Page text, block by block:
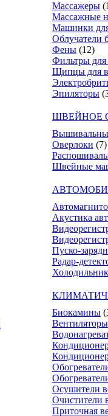
Массажеры
Массажные
Машинки
Облучатели
Фены (12)
Фильтры
Щипцы для
Эпиляторы
ШВЕЙНОЕ
Оверлоки (7)
Швейные
Акустика
Пуско-
Радар-
Биокамины
Вентиляторы
Осушители
Очистители
Приточная